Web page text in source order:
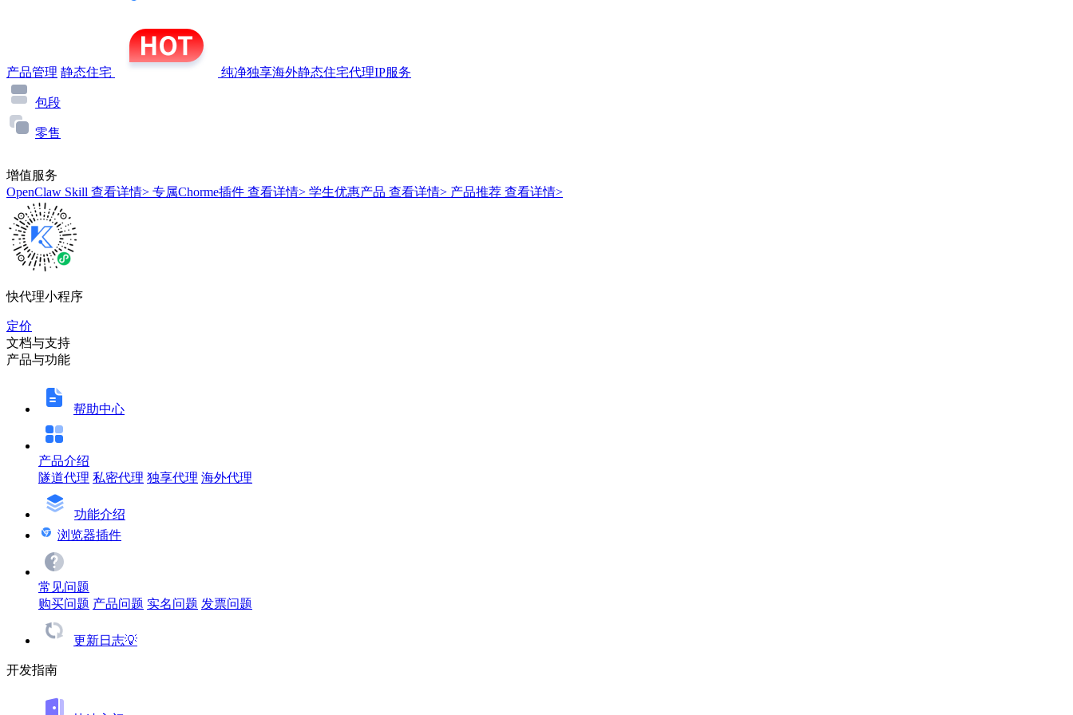
产品管理 静态住宅 纯净独享海外静态住宅代理IP服务
包段
零售
增值服务
OpenClaw Skill 查看详情> 专属Chorme插件 查看详情> 学生优惠产品 查看详情> 产品推荐 查看详情>
快代理小程序
定价
文档与支持
产品与功能
帮助中心
产品介绍
隧道代理 私密代理 独享代理 海外代理
功能介绍
浏览器插件
常见问题
购买问题 产品问题 实名问题 发票问题
更新日志💡
开发指南